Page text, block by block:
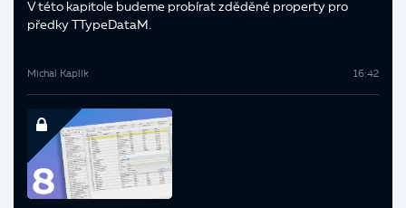
V této kapitole budeme probírat zděděné property pro
předky TTypeDataM.
Michal Kaplík 16:42